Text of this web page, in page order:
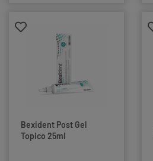
Bexident Post Gel
Topico 25ml